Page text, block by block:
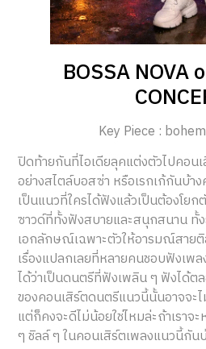
BOSSA NOVA
Key Piece :
ปิดท้ายกันที่ไอเดียลุคแต่งตัวไปคอน
อย่างสไตล์บอสซ่า หรือเรกเก้กันบ้
เป็นแนวที่ใครได้ฟังแล้วเป็นต้องโยก
ซาวด์ที่ทั้งฟังสบายและสนุกสนาน ทั้
เอกลักษณ์เฉพาะตัวให้อารมณ์สาย
เรื่องแปลกเลยที่หลายคนชอบฟังเพล
ได้ว่าเป็นดนตรีที่ฟังเพลิน ๆ ฟังได้ต
ของคอนเสิร์ตดนตรีแนวนี้นั้นอาจจะ
แต่ก็คงจะดีไม่น้อยใช่ไหมล่ะถ้าเราจ
ๆ ชิลล์ ๆ ในคอนเสิร์ตเพลงแนวนี้กัน